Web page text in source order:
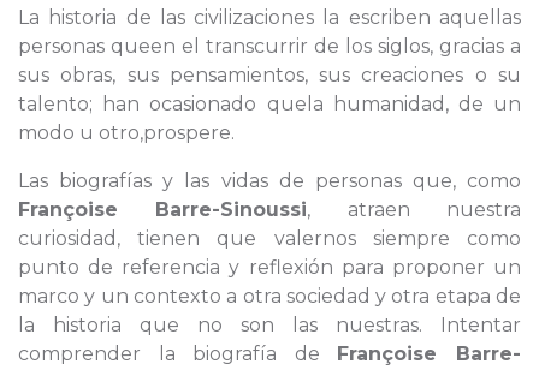
La historia de las civilizaciones la escriben aquellas
personas queen el transcurrir de los siglos, gracias a
sus obras, sus pensamientos, sus creaciones o su
talento; han ocasionado quela humanidad, de un
modo u otro,prospere.
Las biografías y las vidas de personas que, como
Françoise Barre-Sinoussi, atraen nuestra
curiosidad, tienen que valernos siempre como
punto de referencia y reflexión para proponer un
marco y un contexto a otra sociedad y otra etapa de
la historia que no son las nuestras. Intentar
comprender la biografía de Françoise Barre-